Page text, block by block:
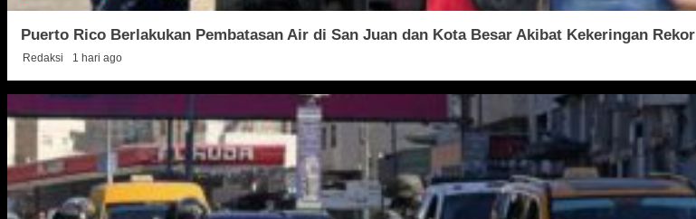
Puerto Rico Berlakukan Pembatasan Air di San Juan dan Kota Besar Akibat Kekeringan Rekor
Redaksi 1 hari ago